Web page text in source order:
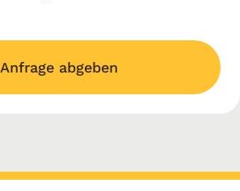
Anfrage abgeben